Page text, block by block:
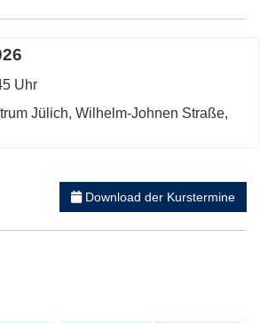
Uhr
Jülich, Wilhelm-Johnen Straße,
Download der Kurstermine